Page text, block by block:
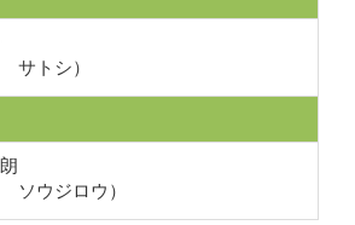
サトシ）
ソウジロウ）